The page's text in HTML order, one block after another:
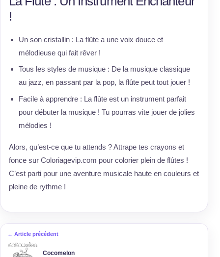
!
Un son cristallin : La flûte a une voix douce et
mélodieuse qui fait rêver !
Tous les styles de musique : De la musique classique
au jazz, en passant par la pop, la flûte peut tout jouer !
Facile à apprendre : La flûte est un instrument parfait
pour débuter la musique ! Tu pourras vite jouer de jolies
mélodies !
Alors, qu’est-ce que tu attends ? Attrape tes crayons et
fonce sur Coloriagevip.com pour colorier plein de flûtes !
C’est parti pour une aventure musicale haute en couleurs et
pleine de rythme !
← Article précédent
Cocomelon